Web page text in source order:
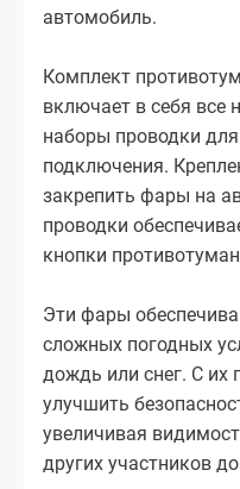
автомобиль.
Комплект
включает в себя все
наборы проводки
подключения.
закрепить фары на
проводки
кнопки
Эти фары
сложных погодных
дождь или снег. С их
улучшить
увеличивая
других участников